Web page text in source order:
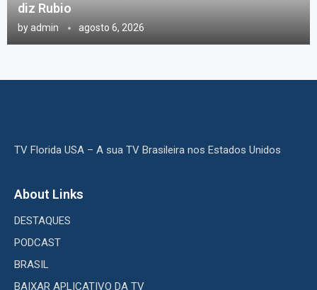
diz Rubio
by admin agosto 6, 2026
TV Florida USA – A sua TV Brasileira nos Estados Unidos
About Links
DESTAQUES
PODCAST
BRASIL
BAIXAR APLICATIVO DA TV